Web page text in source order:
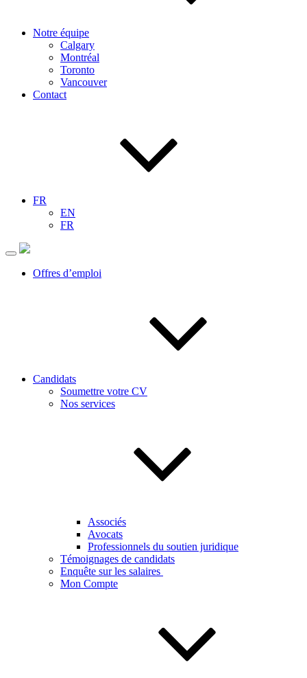
Notre équipe
Calgary
Montréal
Toronto
Vancouver
Contact
FR
EN
FR
Offres d’emploi
Candidats
Soumettre votre CV
Nos services
Associés
Avocats
Professionnels du soutien juridique
Témoignages de candidats
Enquête sur les salaires
Mon Compte